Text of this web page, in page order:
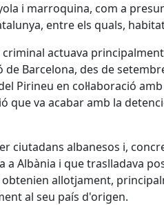
i marroquina, com a
entre els quals,
actuava
Barcelona, des de
Pirineu en col·laboració
que va acabar amb la
ciutadans albanesos i,
a Albània i que traslladava
allotjament,
al seu país d'origen.